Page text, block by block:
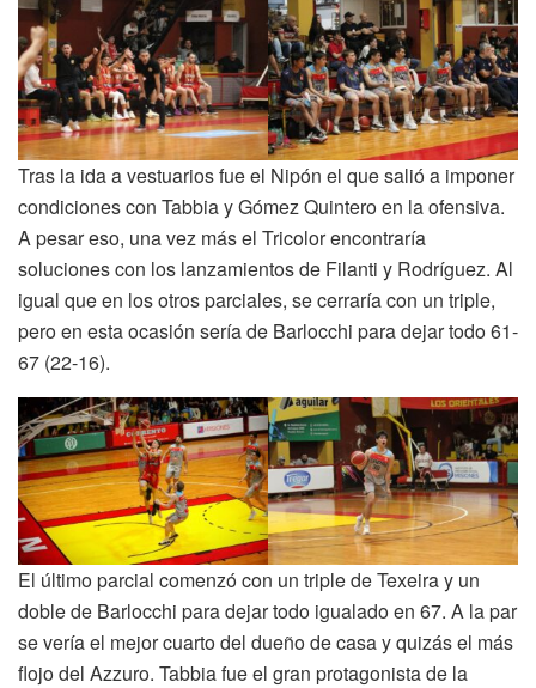
Tras la ida a vestuarios fue el Nipón el que salió a imponer
condiciones con Tabbia y Gómez Quintero en la ofensiva.
A pesar eso, una vez más el Tricolor encontraría
soluciones con los lanzamientos de Filanti y Rodríguez. Al
igual que en los otros parciales, se cerraría con un triple,
pero en esta ocasión sería de Barlocchi para dejar todo 61-
67 (22-16).
El último parcial comenzó con un triple de Texeira y un
doble de Barlocchi para dejar todo igualado en 67. A la par
se vería el mejor cuarto del dueño de casa y quizás el más
flojo del Azzuro. Tabbia fue el gran protagonista de la